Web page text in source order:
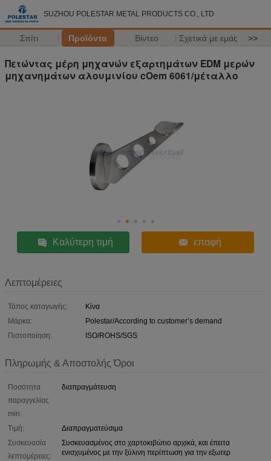
SUZHOU POLESTAR METAL PRODUCTS CO., LTD
Σπίτι Προϊόντα Βίντεο Σχετικά με εμάς >>
Πετώντας μέρη μηχανών εξαρτημάτων EDM μερών
μηχανημάτων αλουμινίου cOem 6061/μέταλλο
Καλύτερη τιμή επαφή
Λεπτομέρειες
Τόπος καταγωγής:
Κίνα
Μάρκα:
Polestar/According to customer’s demand
Πιστοποίηση:
ISO/ROHS/SGS
Πληρωμής & Αποστολής Όροι
Ποσότητα
παραγγελίας
min:
διαπραγμάτευση
Τιμή:
Διαπραγματεύσιμα
Συσκευασία
λεπτομέρειες:
Συσκευασμένος στο χαρτοκιβώτιο αρχικά, και έπειτα
ενισχυμένος με την ξύλινη περίπτωση για την εξωτερ